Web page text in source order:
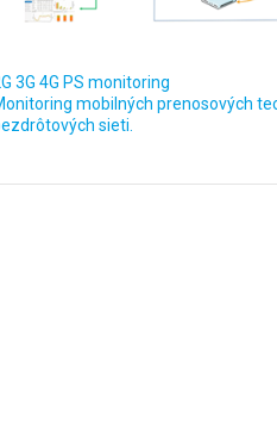
3G 4G PS monitoring
mobilných prenosových
sieti.